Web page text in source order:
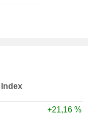
+21,16 %